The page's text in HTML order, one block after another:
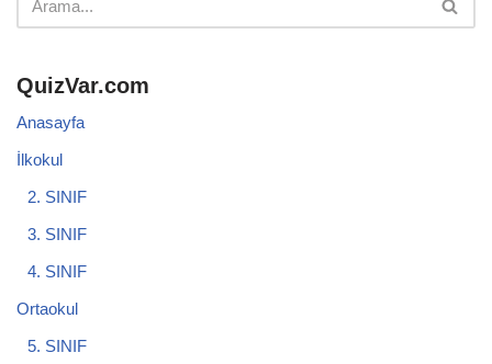
QuizVar.com
Anasayfa
İlkokul
2. SINIF
3. SINIF
4. SINIF
Ortaokul
5. SINIF